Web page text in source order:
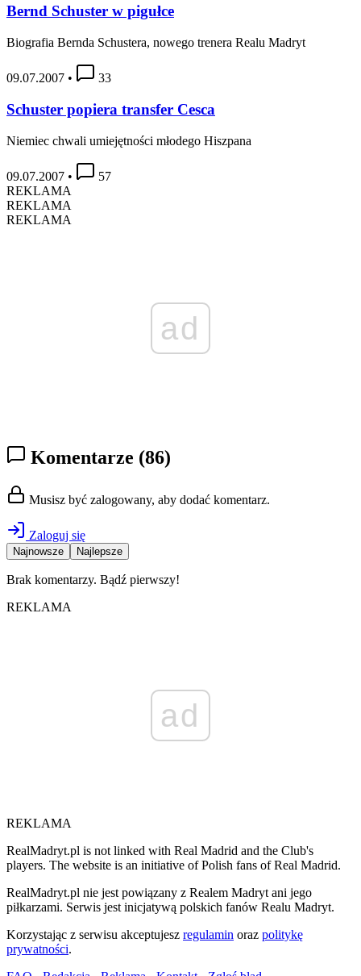
Bernd Schuster w pigułce
Biografia Bernda Schustera, nowego trenera Realu Madryt
09.07.2007 • 33
Schuster popiera transfer Cesca
Niemiec chwali umiejętności młodego Hiszpana
09.07.2007 •
57
REKLAMA
REKLAMA
REKLAMA
ad
Komentarze (86)
Musisz być zalogowany, aby dodać komentarz.
Zaloguj się
Najnowsze Najlepsze
Brak komentarzy. Bądź pierwszy!
REKLAMA
ad
REKLAMA
RealMadryt.pl is not linked with Real Madrid and the Club's
players. The website is an initiative of Polish fans of Real Madrid.
RealMadryt.pl nie jest powiązany z Realem Madryt ani jego
piłkarzami. Serwis jest inicjatywą polskich fanów Realu Madryt.
Korzystając z serwisu akceptujesz regulamin oraz politykę
prywatności.